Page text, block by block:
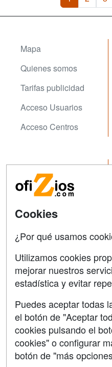
Mapa
Quienes somos
Tarifas publicidad
Acceso Usuarios
Acceso Centros
Contactar
Confidencialidad
Aviso legal
Grupo formazion:
Cookies
¿Por qué usamos
Utilizamos cookies
mejorar nuestros
estadística y evitar
Puedes aceptar todas
el botón de "Aceptar
cookies pulsando el
cookies" o configurar
botón de "más